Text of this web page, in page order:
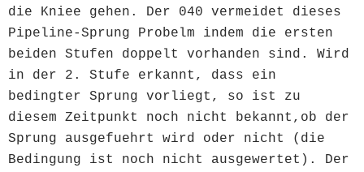
die Kniee gehen. Der 040 vermeidet dieses
Pipeline-Sprung Probelm indem die ersten
beiden Stufen doppelt vorhanden sind. Wird
in der 2. Stufe erkannt, dass ein
bedingter Sprung vorliegt, so ist zu
diesem Zeitpunkt noch nicht bekannt,ob der
Sprung ausgefuehrt wird oder nicht (die
Bedingung ist noch nicht ausgewertet). Der